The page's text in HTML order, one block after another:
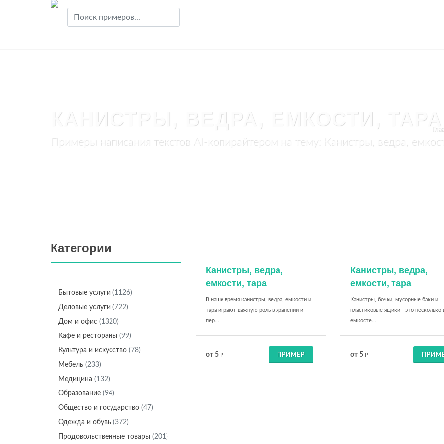
КАНИСТРЫ, ВЕДРА, ЕМКОСТИ, ТАРА
Примеры написания текстов AI-копирайтером на тему: Канистры, ведра,
Категории
Бытовые услуги (1126)
Деловые услуги (722)
Дом и офис (1320)
Кафе и рестораны (99)
Культура и искусство (78)
Мебель (233)
Медицина (132)
Образование (94)
Общество и государство (47)
Одежда и обувь (372)
Продовольственные товары (201)
Канистры, ведра,
емкости, тара
В наше время канистры, ведра, емкости и
тара играют важную роль в хранении и
пер...
от 5 ₽ ПРИМЕР
Канистры, ведра,
емкости, тара
Канистры, бочки, мусорные баки и
пластиковые ящики - это несколько
емкосте...
от 5 ₽